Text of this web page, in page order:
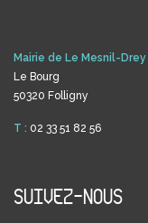
Mairie de Le Mesnil-Drey
Le Bourg
50320 Folligny
T : 02 33 51 82 56
SUIVEZ-NOUS